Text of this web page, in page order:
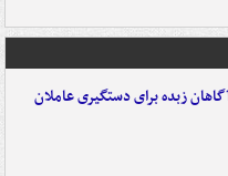
زبده برای دستگیری عاملان